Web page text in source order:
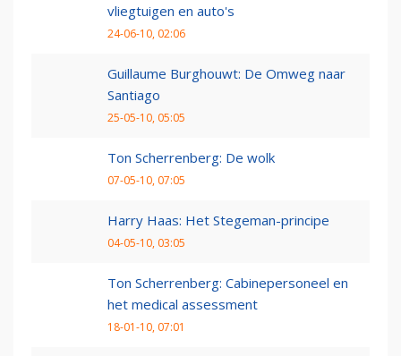
vliegtuigen en auto's
24-06-10, 02:06
Guillaume Burghouwt: De Omweg naar
Santiago
25-05-10, 05:05
Ton Scherrenberg: De wolk
07-05-10, 07:05
Harry Haas: Het Stegeman-principe
04-05-10, 03:05
Ton Scherrenberg: Cabinepersoneel en
het medical assessment
18-01-10, 07:01